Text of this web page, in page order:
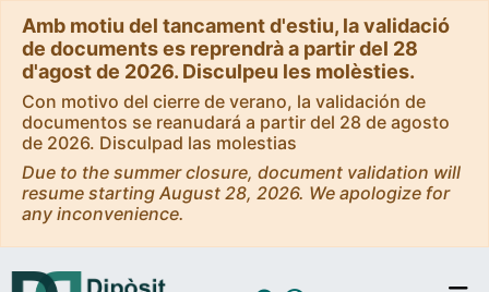
Amb motiu del tancament d'estiu, la validació
de documents es reprendrà a partir del 28
d'agost de 2026. Disculpeu les molèsties.
Con motivo del cierre de verano, la validación de
documentos se reanudará a partir del 28 de agosto
de 2026. Disculpad las molestias
Due to the summer closure, document validation will
resume starting August 28, 2026. We apologize for
any inconvenience.